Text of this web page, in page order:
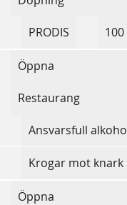
PRODIS
Öppna
Restaurang
Ansvarsfull
Krogar mot knark
Öppna